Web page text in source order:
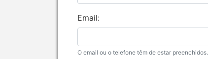
Email:
O email ou o telefone têm de estar preenchidos.